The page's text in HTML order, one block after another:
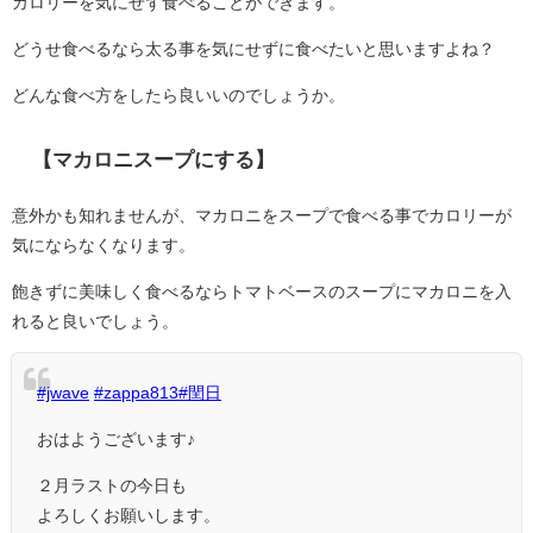
どうせ食べるなら太る事を気にせずに食べたいと思いますよね？
どんな食べ方をしたら良いいのでしょうか。
【マカロニスープにする】
意外かも知れませんが、マカロニをスープで食べる事でカロリーが
気にならなくなります。
飽きずに美味しく食べるならトマトベースのスープにマカロニを入
れると良いでしょう。
#jwave #zappa813#閏日
おはようございます♪
２月ラストの今日も
よろしくお願いします。